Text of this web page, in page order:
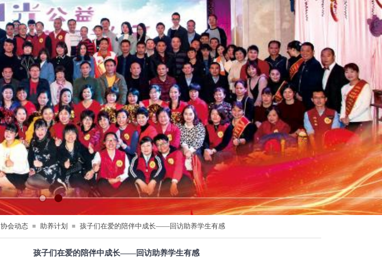
协会动态 ≡ 助养计划 ≡ 孩子们在爱的陪伴中成长——回访助养学生有感
孩子们在爱的陪伴中成长——回访助养学生有感